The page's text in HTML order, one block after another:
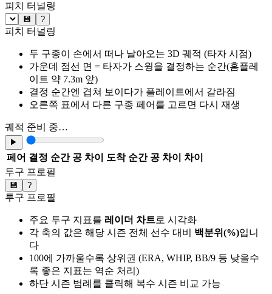
피치 터널링
💾 ?
피치 터널링
두 구종이 손에서 떠나 날아오는 3D 궤적 (타자 시점)
가운데 점선 면 = 타자가 스윙을 결정하는 순간(홈플레
이트 약 7.3m 앞)
결정 순간엔 겹쳐 보이다가 플레이트에서 갈라짐
오른쪽 표에서 다른 구종 페어를 고르면 다시 재생
궤적 준비 중…
▶
페어 결정 순간 공 차이 도착 순간 공 차이
차이
투구 프로필
💾 ?
투구 프로필
주요 투구 지표를 레이더 차트로 시각화
각 축의 값은 해당 시즌 전체 선수 대비 백분위(%)입니
다
100에 가까울수록 상위권 (ERA, WHIP, BB/9 등 낮을수
록 좋은 지표는 역순 처리)
하단 시즌 범례를 클릭해 복수 시즌 비교 가능